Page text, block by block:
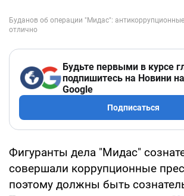
Будьте первыми в курсе
подпишитесь на Новини
Google
Подписаться
Фигуранты дела "Мидас"
совершали коррупционные
поэтому должны быть